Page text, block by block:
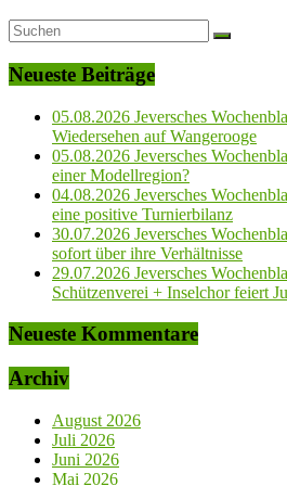
Neueste Beiträge
05.08.2026 Jeversches
Wiedersehen auf Wangerooge
05.08.2026 Jeversches
einer Modellregion?
04.08.2026 Jeversches
eine positive Turnierbilanz
30.07.2026 Jeversches
sofort über ihre Verhältnisse
29.07.2026 Jeversches
Schützenverei + Inselchor feiert
Neueste Kommentare
Archiv
August 2026
Juli 2026
Juni 2026
Mai 2026